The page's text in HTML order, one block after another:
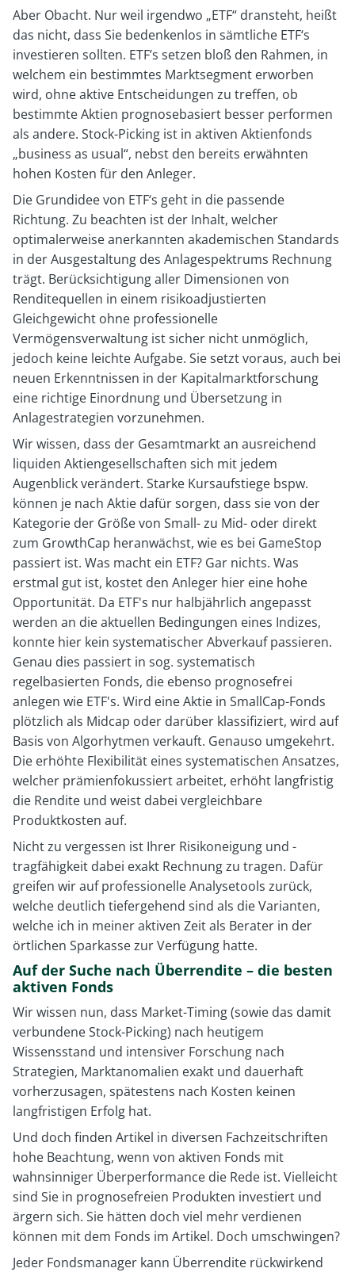
Aber Obacht. Nur weil irgendwo „ETF“ dransteht, heißt
das nicht, dass Sie bedenkenlos in sämtliche ETF‘s
investieren sollten. ETF’s setzen bloß den Rahmen, in
welchem ein bestimmtes Marktsegment erworben
wird, ohne aktive Entscheidungen zu treffen, ob
bestimmte Aktien prognosebasiert besser performen
als andere. Stock-Picking ist in aktiven Aktienfonds
„business as usual“, nebst den bereits erwähnten
hohen Kosten für den Anleger.
Die Grundidee von ETF‘s geht in die passende
Richtung. Zu beachten ist der Inhalt, welcher
optimalerweise anerkannten akademischen Standards
in der Ausgestaltung des Anlagespektrums Rechnung
trägt. Berücksichtigung aller Dimensionen von
Renditequellen in einem risikoadjustierten
Gleichgewicht ohne professionelle
Vermögensverwaltung ist sicher nicht unmöglich,
jedoch keine leichte Aufgabe. Sie setzt voraus, auch bei
neuen Erkenntnissen in der Kapitalmarktforschung
eine richtige Einordnung und Übersetzung in
Anlagestrategien vorzunehmen.
Wir wissen, dass der Gesamtmarkt an ausreichend
liquiden Aktiengesellschaften sich mit jedem
Augenblick verändert. Starke Kursaufstiege bspw.
können je nach Aktie dafür sorgen, dass sie von der
Kategorie der Größe von Small- zu Mid- oder direkt
zum GrowthCap heranwächst, wie es bei GameStop
passiert ist. Was macht ein ETF? Gar nichts. Was
erstmal gut ist, kostet den Anleger hier eine hohe
Opportunität. Da ETF's nur halbjährlich angepasst
werden an die aktuellen Bedingungen eines Indizes,
konnte hier kein systematischer Abverkauf passieren.
Genau dies passiert in sog. systematisch
regelbasierten Fonds, die ebenso prognosefrei
anlegen wie ETF's. Wird eine Aktie in SmallCap-Fonds
plötzlich als Midcap oder darüber klassifiziert, wird auf
Basis von Algorhytmen verkauft. Genauso umgekehrt.
Die erhöhte Flexibilität eines systematischen Ansatzes,
welcher prämienfokussiert arbeitet, erhöht langfristig
die Rendite und weist dabei vergleichbare
Produktkosten auf.
Nicht zu vergessen ist Ihrer Risikoneigung und -
tragfähigkeit dabei exakt Rechnung zu tragen. Dafür
greifen wir auf professionelle Analysetools zurück,
welche deutlich tiefergehend sind als die Varianten,
welche ich in meiner aktiven Zeit als Berater in der
örtlichen Sparkasse zur Verfügung hatte.
Auf der Suche nach Überrendite – die besten
aktiven Fonds
Wir wissen nun, dass Market-Timing (sowie das damit
verbundene Stock-Picking) nach heutigem
Wissensstand und intensiver Forschung nach
Strategien, Marktanomalien exakt und dauerhaft
vorherzusagen, spätestens nach Kosten keinen
langfristigen Erfolg hat.
Und doch finden Artikel in diversen Fachzeitschriften
hohe Beachtung, wenn von aktiven Fonds mit
wahnsinniger Überperformance die Rede ist. Vielleicht
sind Sie in prognosefreien Produkten investiert und
ärgern sich. Sie hätten doch viel mehr verdienen
können mit dem Fonds im Artikel. Doch umschwingen?
Jeder Fondsmanager kann Überrendite rückwirkend